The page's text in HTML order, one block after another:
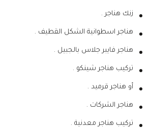
زنك هناجر .
هناجر اسطوانية الشكل القطيف .
هناجر فايبر جلاس بالجبيل .
تركيب هناجر شينكو .
أو هناجر قرميد .
هناجر الشركات .
تركيب هناجر معدنية .